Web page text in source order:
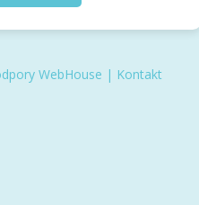
WebHouse | Kontakt